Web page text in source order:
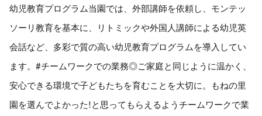
幼児教育プログラム当園では、外部講師を依頼し、モンテッ
ソーリ教育を基本に、リトミックや外国人講師による幼児英
会話など、多彩で質の高い幼児教育プログラムを導入してい
ます。#チームワークでの業務◎ご家庭と同じように温かく、
安心できる環境で子どもたちを育むことを大切に。もねの里
園を選んでよかった!と思ってもらえるようチームワークで業